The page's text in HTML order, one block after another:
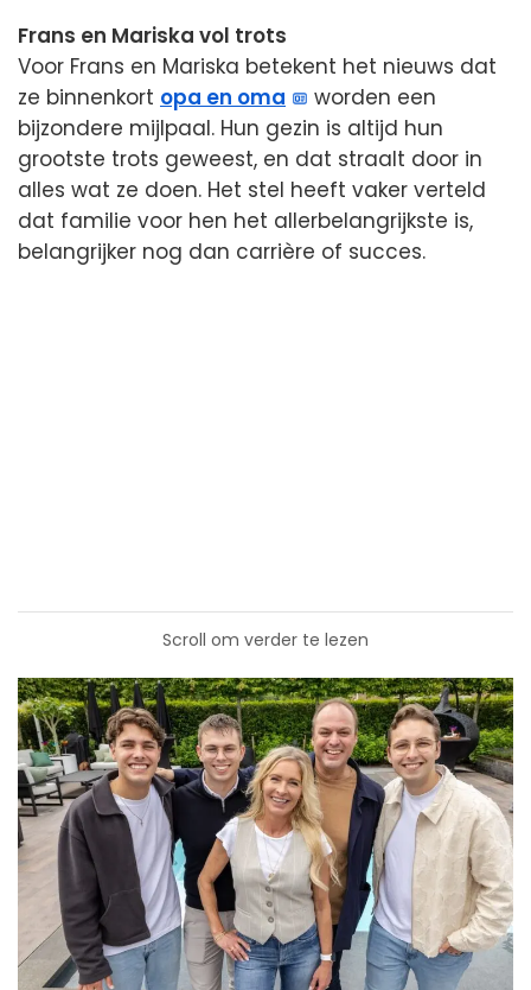
Frans en Mariska vol trots
Voor Frans en Mariska betekent het nieuws dat
ze binnenkort opa en oma
worden een
bijzondere mijlpaal. Hun gezin is altijd hun
grootste trots geweest, en dat straalt door in
alles wat ze doen. Het stel heeft vaker verteld
dat familie voor hen het allerbelangrijkste is,
belangrijker nog dan carrière of succes.
Scroll om verder te lezen